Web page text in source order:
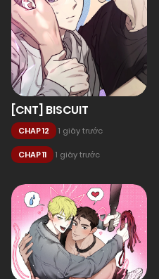
[CNT] BISCUIT
CHAP 12 1 giây trước
CHAP 11 1 giây trước